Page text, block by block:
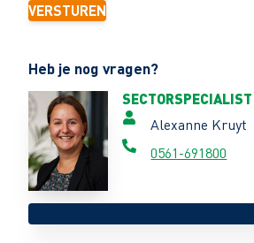
VERSTUREN
Heb je nog vragen?
Alexanne Kruyt
0561-691800